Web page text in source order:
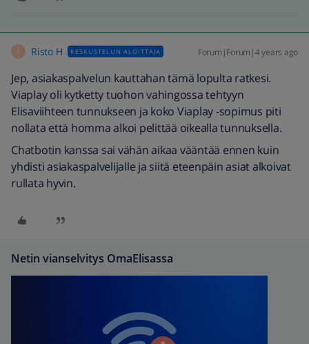
R Risto H KESKUSTELUN ALOITTAJA Forum|Forum|4 years ago
Jep, asiakaspalvelun kauttahan tämä lopulta ratkesi.
Viaplay oli kytketty tuohon vahingossa tehtyyn
Elisaviihteen tunnukseen ja koko Viaplay -sopimus piti
nollata että homma alkoi pelittää oikealla tunnuksella.
Chatbotin kanssa sai vähän aikaa vääntää ennen kuin
yhdisti asiakaspalvelijalle ja siitä eteenpäin asiat alkoivat
rullata hyvin.
Netin vianselvitys OmaElisassa